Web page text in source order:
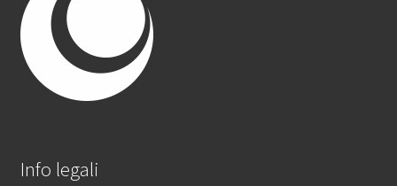
Info legali